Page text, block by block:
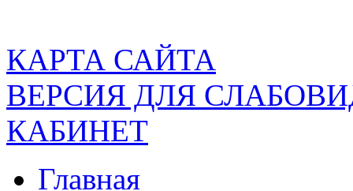
КАРТА САЙТА
ВЕРСИЯ ДЛЯ
КАБИНЕТ
Главная